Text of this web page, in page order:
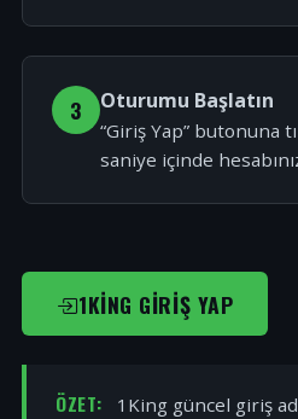
3 Oturumu Başlatın
“Giriş Yap” butonuna
saniye içinde
1KING GIRIŞ YAP
ÖZET:
1King güncel giriş